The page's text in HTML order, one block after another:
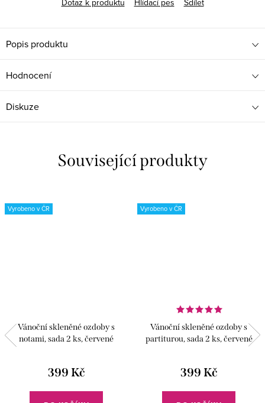
Dotaz k produktu Hlídací pes Sdílet
Popis produktu
Hodnocení
Diskuze
Související produkty
Vyrobeno v ČR
Vánoční skleněné ozdoby s
notami, sada 2 ks, červené
399 Kč
Vyrobeno v ČR
Vánoční skleněné ozdoby s
partiturou, sada 2 ks, červené
399 Kč